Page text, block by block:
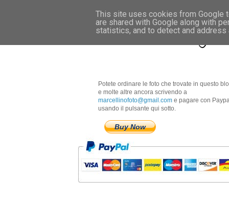
Marcellino
Potete ordinare le foto che trovate in questo
e molte altre ancora scrivendo a
marcellinofoto@gmail.com e pagare con
usando il pulsante qui sotto.
Buy Now
This site uses cookies from Google
are shared with Google along with
statistics, and to detect and address